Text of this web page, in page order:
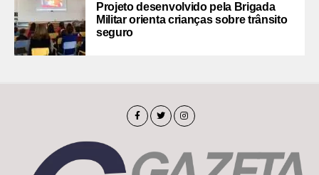
Projeto desenvolvido pela Brigada
Militar orienta crianças sobre trânsito
seguro